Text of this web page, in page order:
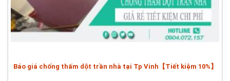
Báo giá chống thấm dột trần nhà tại Tp Vinh【Tiết kiệm 10%】